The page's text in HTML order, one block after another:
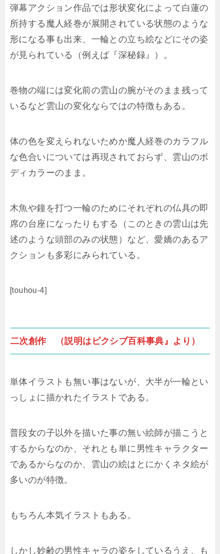
弾幕アクション作品では形状変化によって白蓮の
所持する魔人経巻が展開されている状態のような
形になる事も出来、一輪との立ち絵などにその姿
が見られている（例えば『深秘録』）。
巻物の端には変化前の雲山の腕がそのまま残って
いるなど雲山の変化ならではの特徴もある。
体の色を変えられないためか魔人経巻のカラフル
な色合いについては再現されておらず、雲山のボ
ディカラーのまま。
木魚や鐘を打つ一輪のためにそれぞれの仏具の即
席の台座になったりもする（このときの雲山は先
述のような頭部のみの状態）など、愛嬌のあるア
クションも多彩にみられている。
[touhou-4]
二次創作 （説明はピクシブ百科事典』より）
単体イラストも無い事はないが、大半が一輪とい
っしょに描かれたイラストである。
普段女の子以外を描いた事の無い絵師が描こうと
するからなのか、それとも単に男性キャラクター
であるからなのか、雲山の絵はとにかくネタ絵が
多いのが特徴。
もちろん本気イラストもある。
しかし妙齢の男性キャラの姿をしているうえ、も